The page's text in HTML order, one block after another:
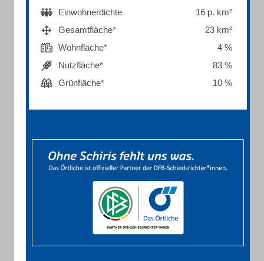
Einwohnerdichte
16 p. km²
Gesamtfläche*
23 km²
Wohnfläche*
4 %
Nutzfläche*
83 %
Grünfläche*
10 %